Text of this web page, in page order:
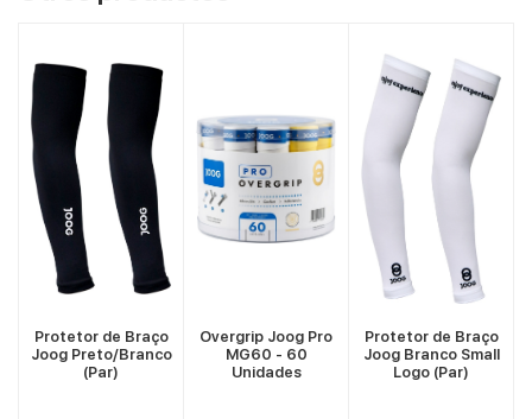
VER MÁS
Protetor de Braço
Joog Preto/Branco
(Par)
VER MÁS
Overgrip Joog Pro
MG60 - 60
Unidades
VER MÁS
Protetor de Braço
Joog Branco Small
Logo (Par)